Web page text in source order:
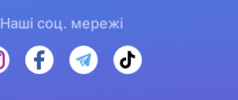
Наші соц. мережі